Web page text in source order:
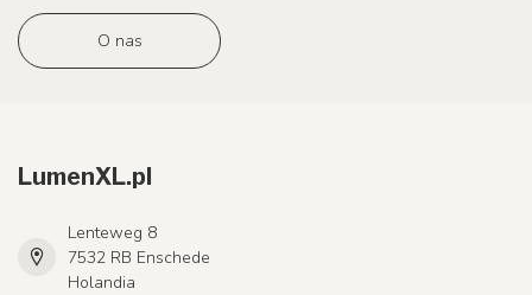
O nas
LumenXL.pl
Lenteweg 8
7532 RB Enschede
Holandia